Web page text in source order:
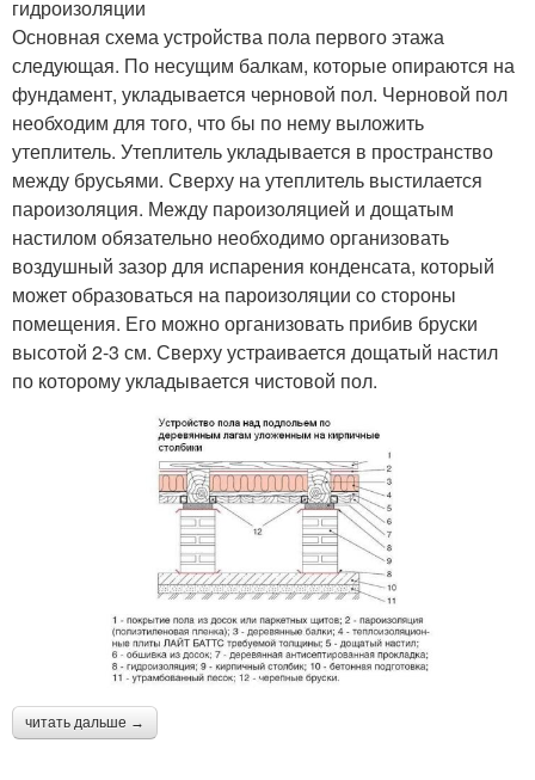
гидроизоляции
Основная схема устройства пола первого этажа
следующая. По несущим балкам, которые опираются на
фундамент, укладывается черновой пол. Черновой пол
необходим для того, что бы по нему выложить
утеплитель. Утеплитель укладывается в пространство
между брусьями. Сверху на утеплитель выстилается
пароизоляция. Между пароизоляцией и дощатым
настилом обязательно необходимо организовать
воздушный зазор для испарения конденсата, который
может образоваться на пароизоляции со стороны
помещения. Его можно организовать прибив бруски
высотой 2-3 см. Сверху устраивается дощатый настил
по которому укладывается чистовой пол.
читать дальше →